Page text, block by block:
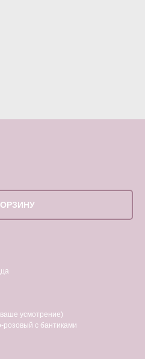
усмотрение)
с бантиками